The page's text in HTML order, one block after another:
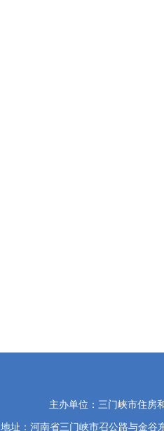
主办单位：三门峡市住房
地址：河南省三门峡市召公路与金谷